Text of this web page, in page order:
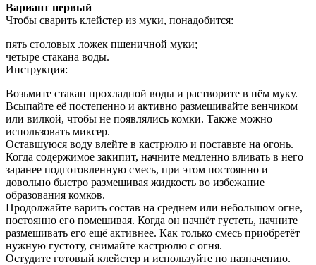
Вариант первый
Чтобы сварить клейстер из муки, понадобится:
пять столовых ложек пшеничной муки;
четыре стакана воды.
Инструкция:
Возьмите стакан прохладной воды и растворите в нём муку.
Всыпайте её постепенно и активно размешивайте венчиком
или вилкой, чтобы не появлялись комки. Также можно
использовать миксер.
Оставшуюся воду влейте в кастрюлю и поставьте на огонь.
Когда содержимое закипит, начните медленно вливать в него
заранее подготовленную смесь, при этом постоянно и
довольно быстро размешивая жидкость во избежание
образования комков.
Продолжайте варить состав на среднем или небольшом огне,
постоянно его помешивая. Когда он начнёт густеть, начните
размешивать его ещё активнее. Как только смесь приобретёт
нужную густоту, снимайте кастрюлю с огня.
Остудите готовый клейстер и используйте по назначению.